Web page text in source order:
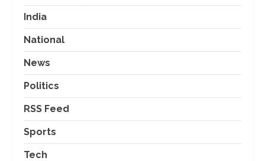
India
National
News
Politics
RSS Feed
Sports
Tech